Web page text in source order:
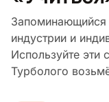
Запоминающийся
индустрии и
Используйте эти
Турболого